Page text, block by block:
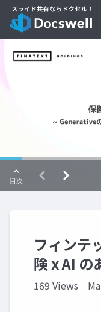
フィンテ
険 x AI の
169 Views